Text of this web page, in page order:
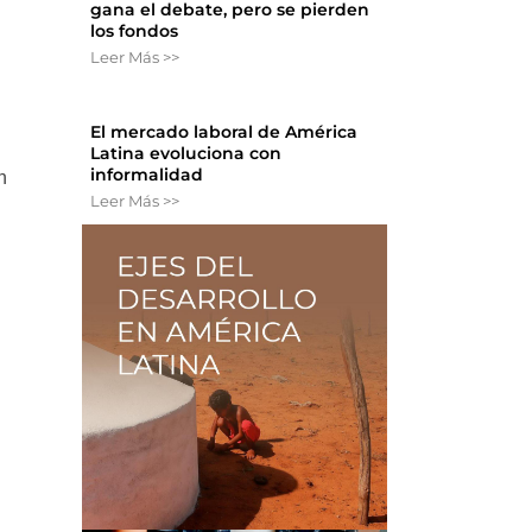
gana el debate, pero se pierden
los fondos
Leer Más >>
El mercado laboral de América
Latina evoluciona con
informalidad
Leer Más >>